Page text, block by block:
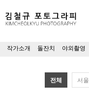
작가소개 돌잔치 야외촬영
전체 서울